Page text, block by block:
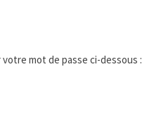
mot de passe ci-dessous :